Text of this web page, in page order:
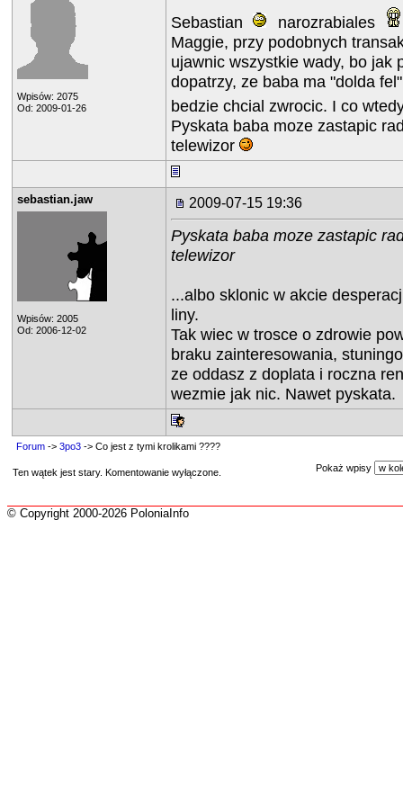
Wpisów: 2075
Od: 2009-01-26
Sebastian
narozrabiales
Maggie, przy podobnych
ujawnic wszystkie wady, bo jak
dopatrzy, ze baba ma "dolda
bedzie chcial zwrocic. I co
Pyskata baba moze zastapic
telewizor
sebastian.jaw
Wpisów: 2005
Od: 2006-12-02
2009-07-15 19:36
Pyskata baba moze zastapic
telewizor
...albo sklonic w akcie
liny.
Tak wiec w trosce o zdrowie
braku zainteresowania,
ze oddasz z doplata i roczna
wezmie jak nic. Nawet pyskata.
Forum -> 3po3 -> Co jest z tymi krolikami ????
Ten wątek jest stary. Komentowanie wyłączone. Pokaż wpisy
© Copyright 2000-2026 PoloniaInfo